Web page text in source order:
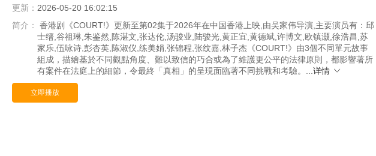
更新： 2026-05-20 16:02:15
简介：
香港剧《COURT!》更新至第02集于2026年在中国香港上映,由吴家伟导演,主要演员有：邱
士缙,谷祖琳,朱鉴然,陈湛文,张达伦,汤骏业,陆骏光,黄正宜,黄德斌,许博文,欧镇灏,徐浩昌,苏
家乐,伍咏诗,彭杏英,陈淑仪,练美娟,张锦程,张纹嘉,林子杰《COURT!》由3個不同單元故事
組成，描繪基於不同觀點角度、難以致信的巧合或為了維護更公平的法律原則，都影響著所
有案件在法庭上的細節，令最終「真相」的呈現面臨著不同挑戰和考驗。... 详情
立即播放